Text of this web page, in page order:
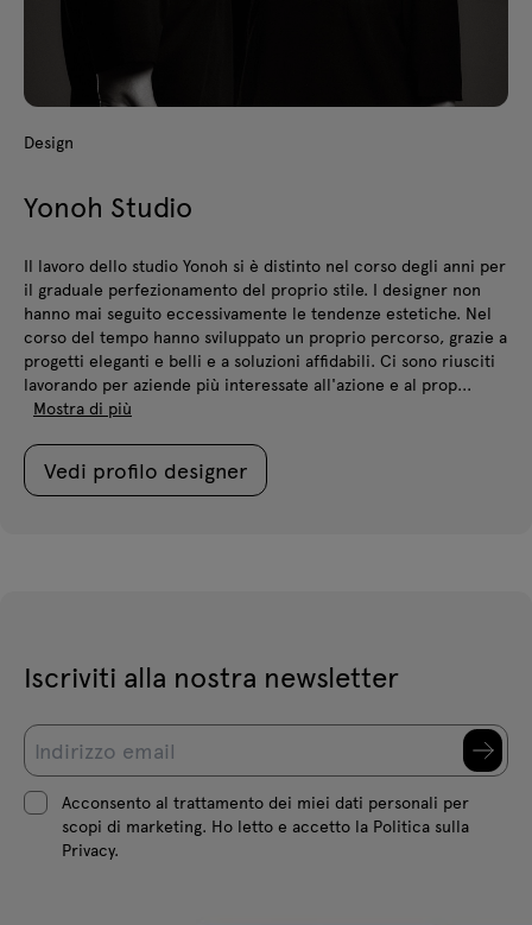
Design
Yonoh Studio
Il lavoro dello studio Yonoh si è distinto nel corso degli anni per
il graduale perfezionamento del proprio stile. I designer non
hanno mai seguito eccessivamente le tendenze estetiche. Nel
corso del tempo hanno sviluppato un proprio percorso, grazie a
progetti eleganti e belli e a soluzioni affidabili. Ci sono riusciti
lavorando per aziende più interessate all'azione e al prop...
Mostra di più
Vedi profilo designer
Iscriviti alla nostra newsletter
Acconsento al trattamento dei miei dati personali per
scopi di marketing. Ho letto e accetto la Politica sulla
Privacy.